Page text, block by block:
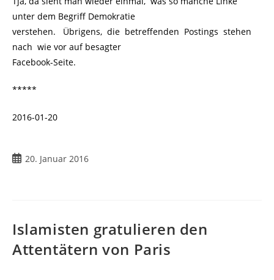
unter dem Begriff Demokratie
verstehen. Übrigens, die betreffenden Postings stehen
nach wie vor auf besagter
Facebook-Seite.
*****
2016-01-20
Beitrag
20. Januar 2016
Islamisten gratulieren den
Attentätern von Paris